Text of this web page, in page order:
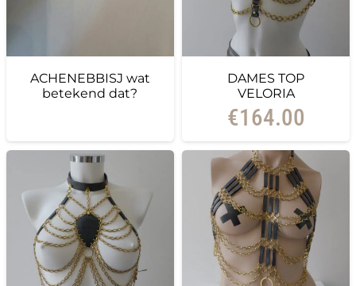
ACHENEBBISJ wat
betekend dat?
DAMES TOP
VELORIA
€164.00